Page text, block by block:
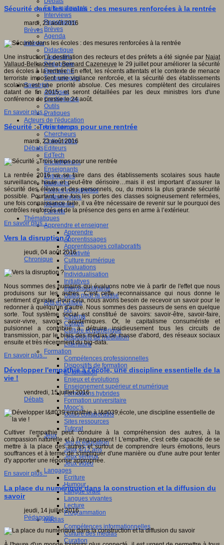
Faits marquants
Interviews
Reportages
Brèves
Agenda
Innover
Didactique
Dispositifs
Pédagogie
Recherche
Technologies
Savoir(s)
Analyses
Conférences
Outils
Pratiques
Acteurs de l'éducation
Animateurs
Chercheurs
Collectivités
Editeurs
EdTech
Encadrement
Enseignants
Entreprises
Etudiants
Filières industrielles
Institutionnels
Médiateurs
Parents
Thématiques
Apprendre et enseigner
Apprendre
Apprentissages
Apprentissages collaboratifs
Créativité
Culture numérique
Evaluations
Individualisation
Initiatives
Interdisciplinarité
Outils pour la classe
Arts et Culture
Art
Cinéma
Culture
Culture et numérique
Dispositifs de médiation
Littérature
Formation
Compétences professionnelles
Dispositifs de formation
E- formation
Enjeux et évolutions
Enseignement supérieur et numérique
Formations hybrides
Formation universitaire
Mooc’s
Outils collaboratifs
Sites ressources
Tutorat
Jeux
Jeu et éducation
Jeux 4/12 ans
Jeux sérieux
Jeux vidéo
Langages
Ecriture
Humour
Langue orale
Langues vivantes
Lecture
Programmation
Médias
Compétences informationnelles
Culture des médias
Curation
Sécurité dans les écoles : des mesures renforcées à la rentrée
mardi, 23 août 2016
Brèves
Une instruction à destination des recteurs et des préfets a été signée par Najat
Vallaud-BelkacemetBernard Cazeneuve le 29 juillet pour améliorer la sécurité
des écoles à la rentrée. En effet, les récents attentats et le contexte de menace
terroriste imposent une vigilance renforcée, et la sécurité des établissements
scolaires est une priorité absolue. Ces mesures complètent des circulaires
datant de fin 2015, et seront détaillées par les deux ministres lors d'une
conférence de presse le 24 août.
En savoir plus...
Sécurité : Trois temps pour une rentrée
mardi, 23 août 2016
Débats
La rentrée 2016 va se faire dans des établissements scolaires sous haute
surveillance, haute et peut-être dérisoire…mais il est important d’assurer la
sécurité des élèves et des personnels, ou, du moins la plus grande sécurité
possible. Pourtant, une fois les portes des classes soigneusement refermées,
une fois connaissance faite, il va être nécessaire de revenir sur le pourquoi des
contrôles renforcés et de la présence des gens en arme à l’extérieur.
En savoir plus...
Vers la disruption ?
jeudi, 04 août 2016
Chronique
Nous sommes des humains qui évaluons notre vie à partir de l'effet que nous
produisons sur les autres. C'est cette reconnaissance qui nous donne le
sentiment d'exister. Pour cela, nous avons besoin de recevoir un savoir pour le
redonner à quelqu'un d'autre. Nous sommes des passeurs de sens en quelque
sorte. Tout système social est constitué de savoirs: savoir-être, savoir-faire,
savoir-vivre, savoirs académiques. Or, le capitalisme consumériste et
pulsionnel a contribué à détruire insidieusement tous les circuits de
transmission, par le biais des médias de masse d'abord, des réseaux sociaux
ensuite et très récemment du big-data.
En savoir plus...
Développer l'empathie à l'école, une discipline essentielle de la
vie !
vendredi, 15 juillet 2016
Débats
Cultiver l'empathie peut conduire à la compréhension des autres, à la
compassion naturelle et à l'engagement ! L'empathie, c'est cette capacité de se
mettre à la place des autres et surtout de comprendre leurs émotions, leurs
souffrances et à terme de s'impliquer d'une manière ou d'une autre pour tenter
d'y apporter une réponse appropriée.
En savoir plus...
La place du numérique dans la construction et la diffusion du
savoir
jeudi, 14 juillet 2016
Pédagogie